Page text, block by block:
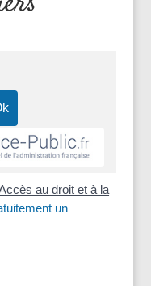
au droit et à la
un